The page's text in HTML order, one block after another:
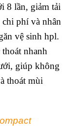
8 lần, giảm tải
phí và nhân
vệ sinh hpl.
nhanh
giúp không
thoát mùi